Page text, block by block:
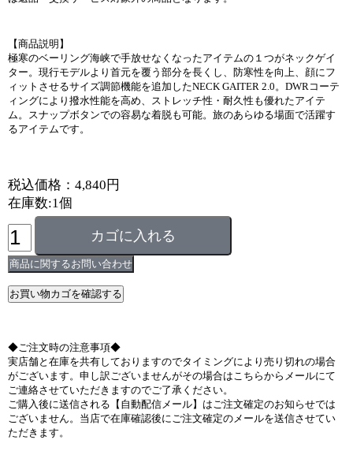
【商品説明】
極寒のベーリング海峡で手放せなくなったアイテムの１つがネックゲイ
ター。現行モデルより首元を覆う部分を長くし、防寒性を向上、顔にフ
ィットさせるサイズ調節機能を追加したNECK GAITER 2.0。DWRコーテ
ィングにより撥水性能を高め、ストレッチ性・耐久性も優れたアイテ
ム。スナップボタンでの容易な着脱も可能。旅のあらゆる場面で活躍す
るアイテムです。
税込価格：4,840円
在庫数:1個
◆ご注文時の注意事項◆
実店舗と在庫を共有しておりますのでタイミングにより売り切れの場合
がございます。申し訳ございませんがその場合はこちらからメールにて
ご連絡させていただきますのでご了承ください。
ご購入後に送信される【自動配信メール】はご注文確定のお知らせでは
ございません。当店で在庫確認後にご注文確定のメールを送信させてい
ただきます。